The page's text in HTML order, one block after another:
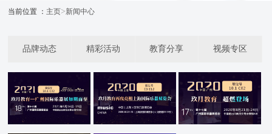
当前位置 ： 主页>新闻中心
品牌动态 精彩活动 教育分享 视频专区